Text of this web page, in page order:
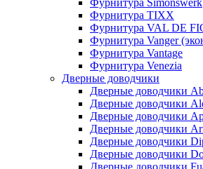
Фурнитура Simonswerk
Фурнитура TIXX
Фурнитура VAL DE
Фурнитура Vanger
Фурнитура Vantage
Фурнитура Venezia
Дверные доводчики
Дверные доводчики
Дверные доводчики
Дверные доводчики
Дверные доводчики
Дверные доводчики
Дверные доводчики
Дверные доводчики